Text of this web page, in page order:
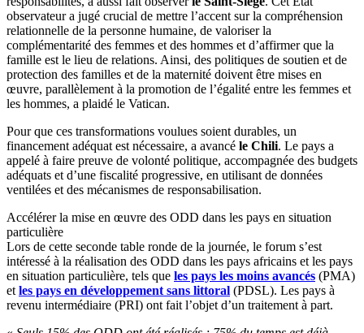
observateur a jugé crucial de mettre l’accent sur la compréhension
relationnelle de la personne humaine, de valoriser la
complémentarité des femmes et des hommes et d’affirmer que la
famille est le lieu de relations. Ainsi, des politiques de soutien et de
protection des familles et de la maternité doivent être mises en
œuvre, parallèlement à la promotion de l’égalité entre les femmes et
les hommes, a plaidé le Vatican.
Pour que ces transformations voulues soient durables, un
financement adéquat est nécessaire, a avancé le Chili. Le pays a
appelé à faire preuve de volonté politique, accompagnée des budgets
adéquats et d’une fiscalité progressive, en utilisant de données
ventilées et des mécanismes de responsabilisation.
Accélérer la mise en œuvre des ODD dans les pays en situation
particulière
Lors de cette seconde table ronde de la journée, le forum s’est
intéressé à la réalisation des ODD dans les pays africains et les pays
en situation particulière, tels que les pays les moins avancés (PMA)
et les pays en développement sans littoral (PDSL). Les pays à
revenu intermédiaire (PRI) ont fait l’objet d’un traitement à part.